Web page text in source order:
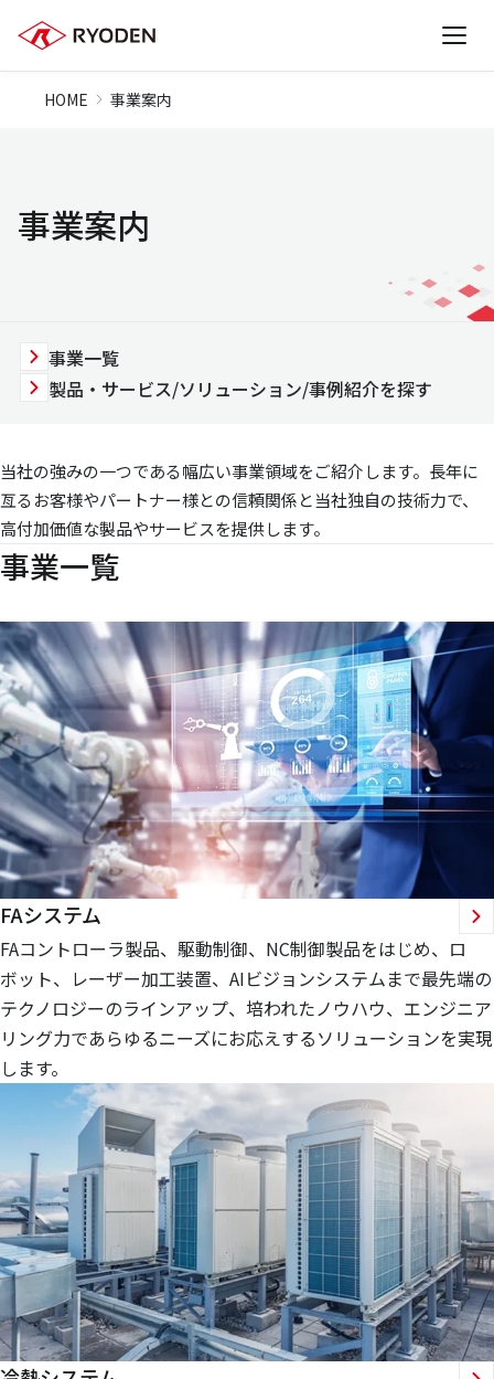
HOME 事業案内
事業案内
事業一覧
製品・サービス/ソリューション/事例紹介を探す
当社の強みの一つである幅広い事業領域をご紹介します。長年に
亙るお客様やパートナー様との信頼関係と当社独自の技術力で、
高付加価値な製品やサービスを提供します。
事業一覧
FAシステム
FAコントローラ製品、駆動制御、NC制御製品をはじめ、ロ
ボット、レーザー加工装置、AIビジョンシステムまで最先端の
テクノロジーのラインアップ、培われたノウハウ、エンジニア
リング力であらゆるニーズにお応えするソリューションを実現
します。